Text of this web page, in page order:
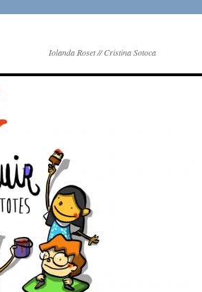
Iolanda Roset // Cristina Sotoca